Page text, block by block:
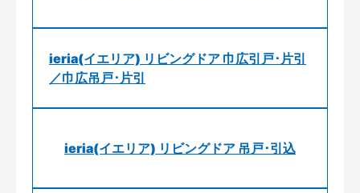
ieria(イエリア) リビングドア 巾広引戸･片引
／巾広吊戸･片引
ieria(イエリア) リビングドア 吊戸･引込